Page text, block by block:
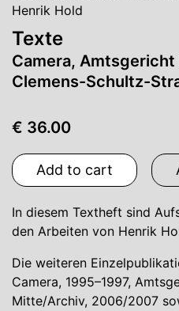
Henrik Hold
Texte
Camera,
Clemens-Schultz-
€ 36.00
Add to cart
In diesem Textheft sind
den Arbeiten von Henrik
Die weiteren
Camera, 1995–1997,
Mitte/Archiv, 2006/2007